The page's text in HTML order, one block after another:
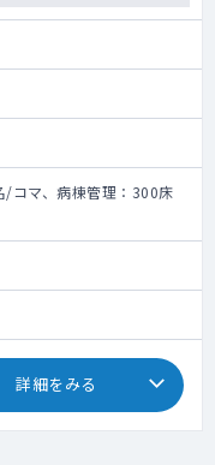
コマ、病棟管理：300床
詳細をみる